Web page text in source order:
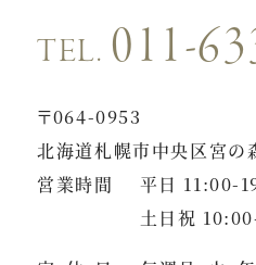
TEL. 011-
〒064-0953
北海道札幌市中央区宮
営業時間
平日 11:00-
土日祝